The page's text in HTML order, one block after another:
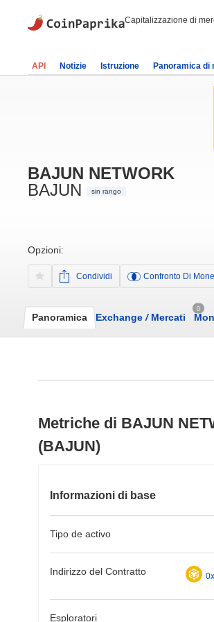
Capitalizzazione di
API Notizie Istruzione Panoramica di
BAJUN NETWORK
BAJUN
sin rango
Opzioni:
Condividi Confronto Di
Panoramica Exchange /Mercati
0
Metriche di BAJUN
(BAJUN)
Informazioni di base
Tipo de activo
Indirizzo del Contratto
Esploratori